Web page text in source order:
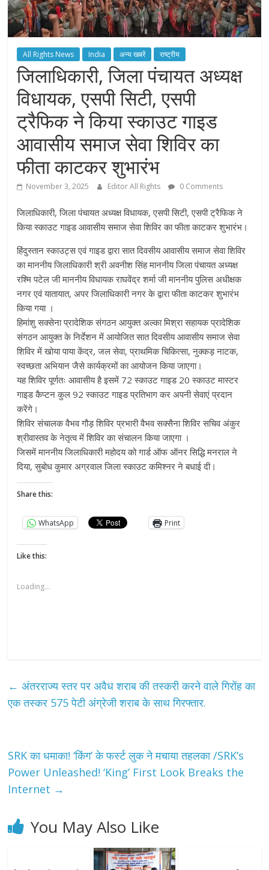
All Rights News India अन्य खबरें राष्ट्रीय
जिलाधिकारी, जिला पंचायत अध्यक्ष
विधायक, एसपी सिटी, एसपी
ट्रैफिक ने किया स्काउट गाइड
आवासीय समाज सेवा शिविर का
फीता काटकर शुभारंभ
November 3, 2025 Editor All Rights 0 Comments
जिलाधिकारी, जिला पंचायत अध्यक्ष विधायक, एसपी सिटी, एसपी ट्रैफिक ने
किया स्काउट गाइड आवासीय समाज सेवा शिविर का फीता काटकर शुभारंभ।
हिंदुस्तान स्काउट्स एवं गाइड द्वारा सात दिवसीय आवासीय समाज सेवा शिविर
का माननीय जिलाधिकारी श्री अवनीश सिंह माननीय जिला पंचायत अध्यक्ष
रश्मि पटेल जी माननीय विधायक राघवेंद्र शर्मा जी माननीय पुलिस अधीक्षक
नगर एवं यातायात, अपर जिलाधिकारी नगर के द्वारा फीता काटकर शुभारंभ
किया गया ।
हिमांशु सक्सेना प्रादेशिक संगठन आयुक्त अल्का मिश्रा सहायक प्रादेशिक
संगठन आयुक्त के निर्देशन में आयोजित सात दिवसीय आवासीय समाज सेवा
शिविर में खोया पाया केंद्र, जल सेवा, प्राथमिक चिकित्सा, नुक्कड़ नाटक,
स्वच्छता अभियान जैसे कार्यक्रमों का आयोजन किया जाएगा।
यह शिविर पूर्णतः आवासीय है इसमें 72 स्काउट गाइड 20 स्काउट मास्टर
गाइड कैप्टन कुल 92 स्काउट गाइड प्रतिभाग कर अपनी सेवाएं प्रदान
करेंगे।
शिविर संचालक वैभव गौड़ शिविर प्रभारी वैभव सक्सैना शिविर सचिव अंकुर
श्रीवास्तव के नेतृत्व में शिविर का संचालन किया जाएगा ।
जिसमें माननीय जिलाधिकारी महोदय को गार्ड ऑफ ऑनर सिद्धि मनराल ने
दिया, सुबोध कुमार अग्रवाल जिला स्काउट कमिश्नर ने बधाई दी।
Share this:
WhatsApp Print
Like this:
Loading...
← अंतरराज्य स्तर पर अवैध शराब की तस्करी करने वाले गिरोंह का
एक तस्कर 575 पेटी अंग्रेजी शराब के साथ गिरफ्तार.
SRK का धमाका! ‘किंग’ के फर्स्ट लुक ने मचाया तहलका /SRK’s
Power Unleashed! ‘King’ First Look Breaks the
Internet →
You May Also Like